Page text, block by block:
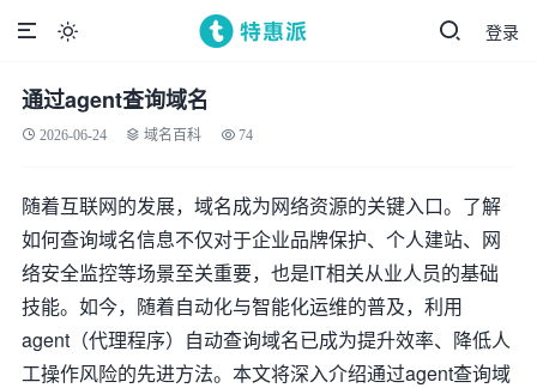
登录

通过agent查询域名
2026-06-24 域名百科 74
随着互联网的发展，域名成为网络资源的关键入口。了解
如何查询域名信息不仅对于企业品牌保护、个人建站、网
络安全监控等场景至关重要，也是IT相关从业人员的基础
技能。如今，随着自动化与智能化运维的普及，利用
agent（代理程序）自动查询域名已成为提升效率、降低人
工操作风险的先进方法。本文将深入介绍通过agent查询域